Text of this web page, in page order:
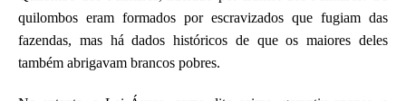
quilombos eram formados por escravizados que fugiam das
fazendas, mas há dados históricos de que os maiores deles
também abrigavam brancos pobres.